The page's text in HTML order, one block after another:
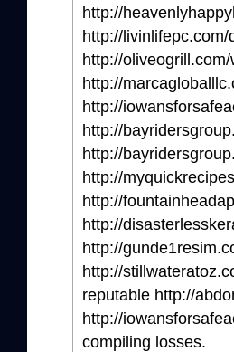
http://
http://
http://
http://
http://
http://
http://
http://
http://
http://
http://
http://
reputable http://
http://
compiling losses.